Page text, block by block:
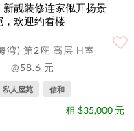
新靓装修连家俬开扬景
，欢迎约看楼
湾) 第2座 高层 H室
@58.6 元
私人屋苑 信和
租 $35,000 元